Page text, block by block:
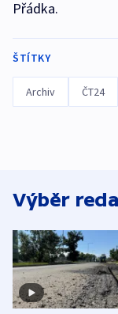
Přádka.
ŠTÍTKY
Archiv ČT24
Výběr